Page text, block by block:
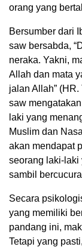
orang yang
Bersumber dari
saw bersabda,
neraka. Yakni,
Allah dan mata
jalan Allah”
saw
laki yang
Muslim dan
akan mendapat
seorang laki-laki
sambil
Secara
yang memiliki
pandang ini,
Tetapi yang